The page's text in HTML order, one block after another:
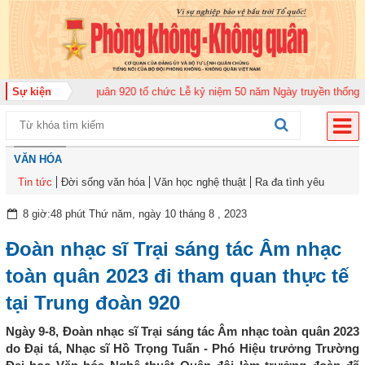
Sự kiện
đoàn Không quân 920 tổ chức Lễ kỷ niệm 50 năm Ngày truyền thống (12-
VĂN HÓA
Tin tức
Đời sống văn hóa Văn học nghệ thuật Ra đa tình yêu
8 giờ:48 phút Thứ năm, ngày 10 tháng 8 , 2023
Đoàn nhạc sĩ Trại sáng tác Âm nhạc
toàn quân 2023 đi tham quan thực tế
tại Trung đoàn 920
Ngày 9-8, Đoàn nhạc sĩ Trại sáng tác Âm nhạc toàn quân 2023
do Đại tá, Nhạc sĩ Hồ Trọng Tuấn - Phó Hiệu trưởng Trường